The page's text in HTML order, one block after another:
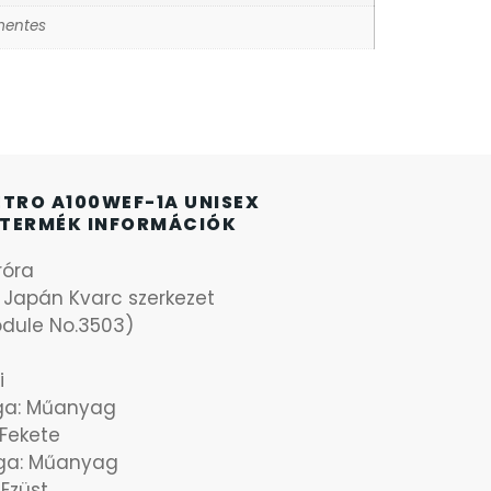
A100WEF-1A UNISEX
INFORMÁCIÓK
Japán Kvarc szerkezet
No.3503)
Műanyag
Műanyag